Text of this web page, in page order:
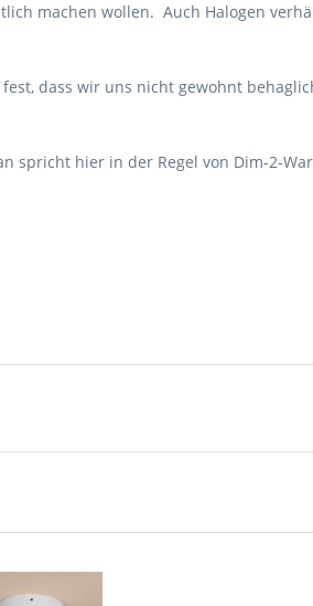
machen wollen. Auch Halogen
dass wir uns nicht gewohnt
spricht hier in der Regel von Dim-2-